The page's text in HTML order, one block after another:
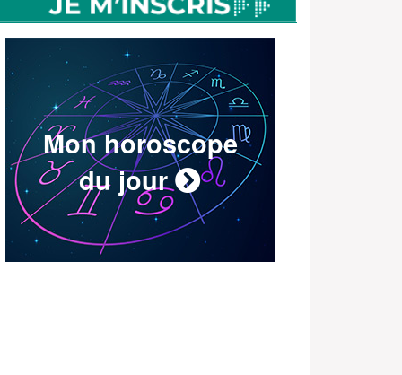
Mon horoscope
du jour